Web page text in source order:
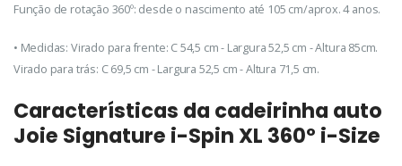
Função de rotação 360º: desde o nascimento até 105 cm/aprox. 4 anos.
• Medidas: Virado para frente: C 54,5 cm - Largura 52,5 cm - Altura 85cm.
Virado para trás: C 69,5 cm - Largura 52,5 cm - Altura 71,5 cm.
Características da cadeirinha auto
Joie Signature i-Spin XL 360º i-Size